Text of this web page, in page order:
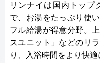
リンナイは国内トップ
で、お湯をたっぷり使
フル給湯が得意分野。
スユニット」などのリ
り、入浴時間をより快適